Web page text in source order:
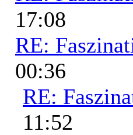
17:08
RE:
00:36
RE:
11:52